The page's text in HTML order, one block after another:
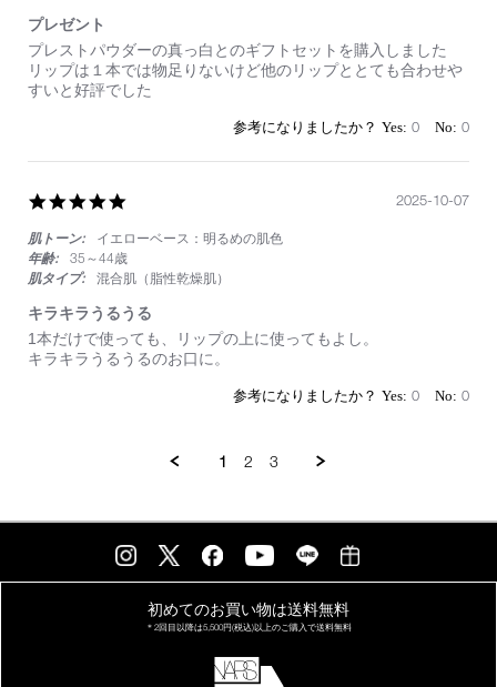
プレゼント
Review
by
on
review
stating
プ
ト
プレストパウダーの真っ白とのギフトセットを購入しました
リップは１本では物足りないけど他のリップととても合わせや
すいと好評でした
0 0
rating
肌トーン:
イエローベース：明るめの肌色
年齢:
35～44歳
肌タイプ:
混合肌（脂性乾燥肌）
キラキラうるうる
Review
by
review
stating
1本だけで使っても、リップの上に使ってもよし。
キラキラうるうるのお口に。
2025-10-07
0 0
1 2 3
初めてのお買い物は送料無料
＊2回目以降は5,500円(税込)以上のご購入で送料無料